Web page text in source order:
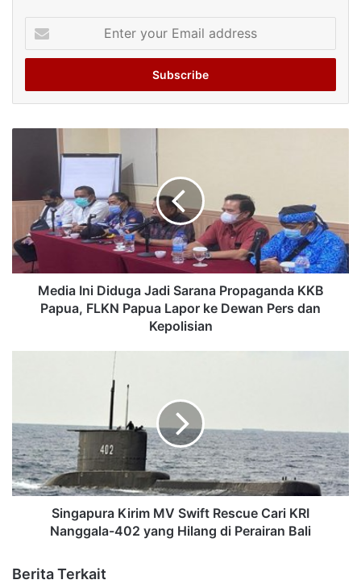
your
Email
Media Ini Diduga Jadi Sarana Propaganda KKB
Papua, FLKN Papua Lapor ke Dewan Pers dan
Kepolisian
Singapura Kirim MV Swift Rescue Cari KRI
Nanggala-402 yang Hilang di Perairan Bali
Berita Terkait